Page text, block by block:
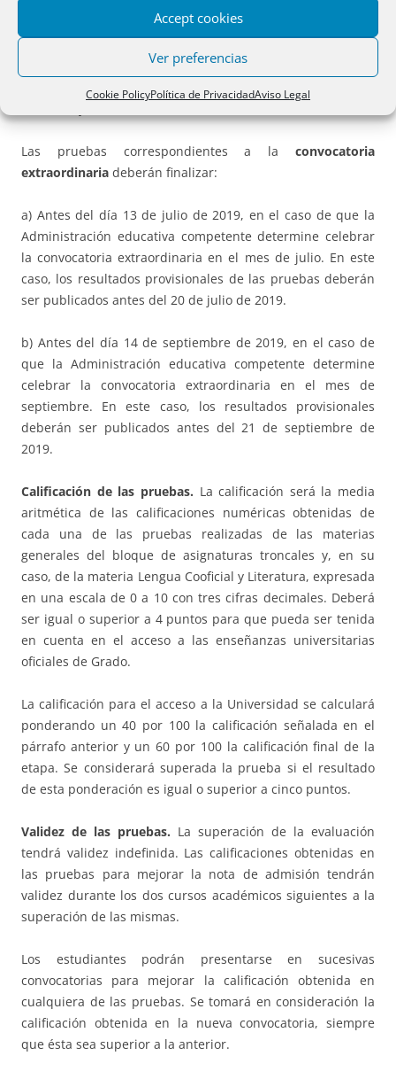
Accept cookies
Ver preferencias
Cookie PolicyPolítica de PrivacidadAviso Legal
pruebas deberán finalizar antes del día
. Los resultados provisionales serán publicados antes
Las pruebas correspondientes a la convocatoria
extraordinaria deberán finalizar:
a) Antes del día 13 de julio de 2019, en el caso de que la
Administración educativa competente determine celebrar
la convocatoria extraordinaria en el mes de julio. En este
caso, los resultados provisionales de las pruebas deberán
ser publicados antes del 20 de julio de 2019.
b) Antes del día 14 de septiembre de 2019, en el caso de
que la Administración educativa competente determine
celebrar la convocatoria extraordinaria en el mes de
septiembre. En este caso, los resultados provisionales
deberán ser publicados antes del 21 de septiembre de
2019.
Calificación de las pruebas. La calificación será la media
aritmética de las calificaciones numéricas obtenidas de
cada una de las pruebas realizadas de las materias
generales del bloque de asignaturas troncales y, en su
caso, de la materia Lengua Cooficial y Literatura, expresada
en una escala de 0 a 10 con tres cifras decimales. Deberá
ser igual o superior a 4 puntos para que pueda ser tenida
en cuenta en el acceso a las enseñanzas universitarias
oficiales de Grado.
La calificación para el acceso a la Universidad se calculará
ponderando un 40 por 100 la calificación señalada en el
párrafo anterior y un 60 por 100 la calificación final de la
etapa. Se considerará superada la prueba si el resultado
de esta ponderación es igual o superior a cinco puntos.
Validez de las pruebas. La superación de la evaluación
tendrá validez indefinida. Las calificaciones obtenidas en
las pruebas para mejorar la nota de admisión tendrán
validez durante los dos cursos académicos siguientes a la
superación de las mismas.
Los estudiantes podrán presentarse en sucesivas
convocatorias para mejorar la calificación obtenida en
cualquiera de las pruebas. Se tomará en consideración la
calificación obtenida en la nueva convocatoria, siempre
que ésta sea superior a la anterior.